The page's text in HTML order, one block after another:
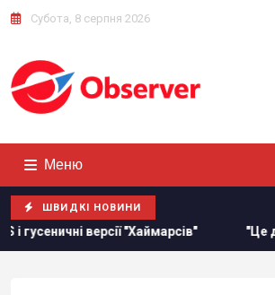
Субота, 8 серпня 2026
Меню
ШВИДКІ НОВИНИ
"Хаймарсів" "Це дуже боляче": син